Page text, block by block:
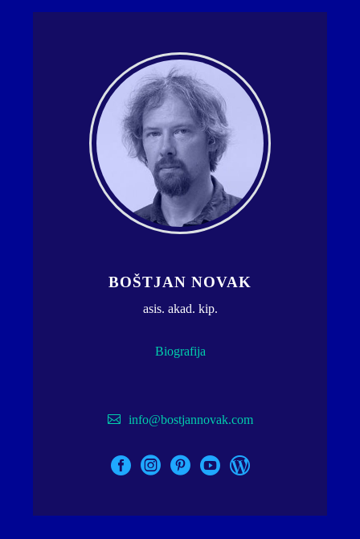
BOŠTJAN NOVAK
asis. akad. kip.
Biografija
info@bostjannovak.com